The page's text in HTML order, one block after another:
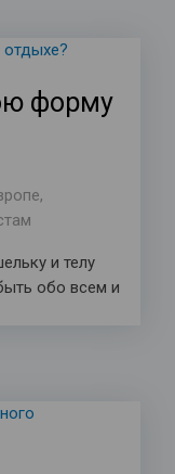
форму
,
и телу
обо всем и